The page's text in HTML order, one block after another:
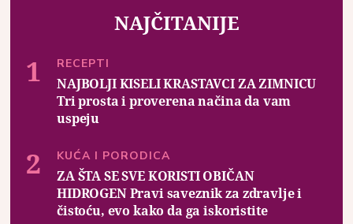
NAJČITANIJE
RECEPTI
NAJBOLJI KISELI KRASTAVCI ZA ZIMNICU
Tri prosta i proverena načina da vam
uspeju
KUĆA I PORODICA
ZA ŠTA SE SVE KORISTI OBIČAN
HIDROGEN Pravi saveznik za zdravlje i
čistoću, evo kako da ga iskoristite